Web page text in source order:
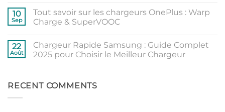
La
révolution
de
de
la
puissance
sur
Les
2025
puissance,
chargeurs
souvent
10
Sep
Tout savoir sur les chargeurs OnePlus : Warp
Charge & SuperVOOC
sur
Tout
savoir
OnePlus
:
22
Août
Chargeur Rapide Samsung : Guide Complet
2025 pour Choisir le Meilleur Chargeur
Chargeur
Rapide
RECENT COMMENTS